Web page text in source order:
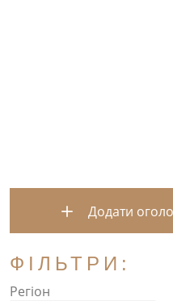
Додати
ФІЛЬТРИ:
Регіон